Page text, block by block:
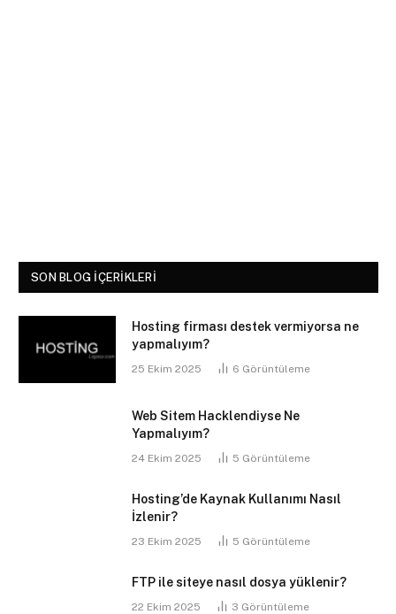
SON BLOG İÇERIKLERI
Hosting firması destek vermiyorsa ne
yapmalıyım?
25 Ekim 2025 6 Görüntüleme
Web Sitem Hacklendiyse Ne
Yapmalıyım?
24 Ekim 2025 5 Görüntüleme
Hosting’de Kaynak Kullanımı Nasıl
İzlenir?
23 Ekim 2025 5 Görüntüleme
FTP ile siteye nasıl dosya yüklenir?
22 Ekim 2025 3 Görüntüleme